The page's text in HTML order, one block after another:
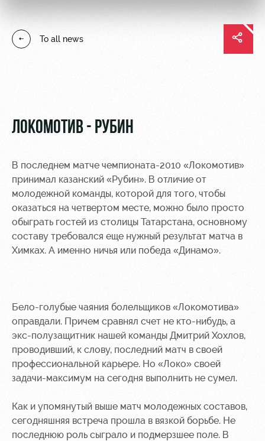
Coaching
ВИП-ЗОНЫ
СЕМЕЙНЫЙ
supporters
RZD Arena
Hosting
Space
rentals
Ice palace
Sport
activities
Локо
Старт
Локо-Лето
Our fans
Банковская
карта
«Локомотив»
A fan card
Loyalty
program
Parking
болельщиков
МГН
To all news
ЛОКОМОТИВ - РУБИН
В последнем матче чемпионата-2010 «Локомотив»
принимал казанский «Рубин». В отличие от
молодежной команды, которой для того, чтобы
оказаться на четвертом месте, можно было просто
обыграть гостей из столицы Татарстана, основному
составу требовался еще нужный результат матча в
Химках. А именно ничья или победа «Динамо».
Бело-голубые чаяния болельщиков «Локомотива»
оправдали. Причем сравнял счет не кто-нибудь, а
экс-полузащитник нашей команды Дмитрий Хохлов,
проводивший, к слову, последний матч в своей
профессиональной карьере. Но «Локо» своей
задачи-максимум на сегодня выполнить не сумел.
Как и упомянутый выше матч молодежных составов,
сегодняшняя встреча прошла в вязкой борьбе. Не
последнюю роль сыграло и подмерзшее поле. В